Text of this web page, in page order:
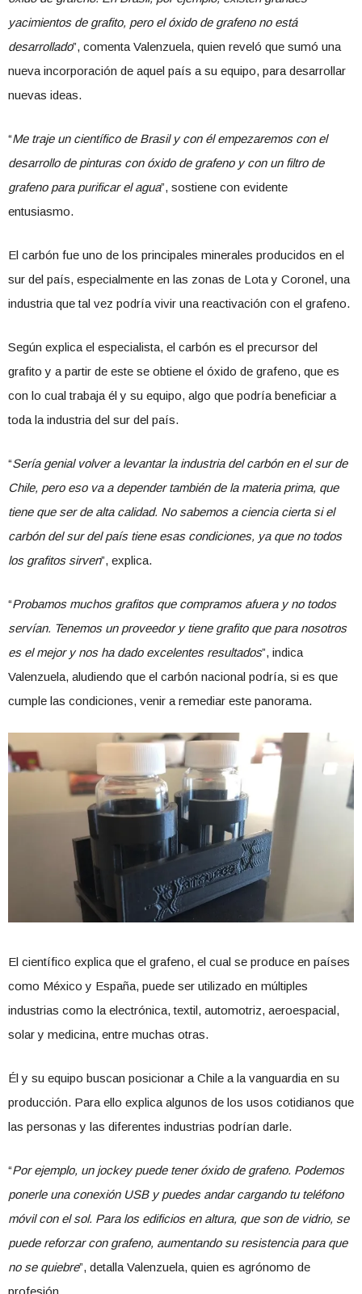
yacimientos de grafito, pero el óxido de grafeno no está
desarrollado”, comenta Valenzuela, quien reveló que sumó una
nueva incorporación de aquel país a su equipo, para desarrollar
nuevas ideas.
“Me traje un científico de Brasil y con él empezaremos con el
desarrollo de pinturas con óxido de grafeno y con un filtro de
grafeno para purificar el agua”, sostiene con evidente
entusiasmo.
El carbón fue uno de los principales minerales producidos en el
sur del país, especialmente en las zonas de Lota y Coronel, una
industria que tal vez podría vivir una reactivación con el grafeno.
Según explica el especialista, el carbón es el precursor del
grafito y a partir de este se obtiene el óxido de grafeno, que es
con lo cual trabaja él y su equipo, algo que podría beneficiar a
toda la industria del sur del país.
“Sería genial volver a levantar la industria del carbón en el sur de
Chile, pero eso va a depender también de la materia prima, que
tiene que ser de alta calidad. No sabemos a ciencia cierta si el
carbón del sur del país tiene esas condiciones, ya que no todos
los grafitos sirven”, explica.
“Probamos muchos grafitos que compramos afuera y no todos
servían. Tenemos un proveedor y tiene grafito que para nosotros
es el mejor y nos ha dado excelentes resultados”, indica
Valenzuela, aludiendo que el carbón nacional podría, si es que
cumple las condiciones, venir a remediar este panorama.
El científico explica que el grafeno, el cual se produce en países
como México y España, puede ser utilizado en múltiples
industrias como la electrónica, textil, automotriz, aeroespacial,
solar y medicina, entre muchas otras.
Él y su equipo buscan posicionar a Chile a la vanguardia en su
producción. Para ello explica algunos de los usos cotidianos que
las personas y las diferentes industrias podrían darle.
“Por ejemplo, un jockey puede tener óxido de grafeno. Podemos
ponerle una conexión USB y puedes andar cargando tu teléfono
móvil con el sol. Para los edificios en altura, que son de vidrio, se
puede reforzar con grafeno, aumentando su resistencia para que
no se quiebre”, detalla Valenzuela, quien es agrónomo de